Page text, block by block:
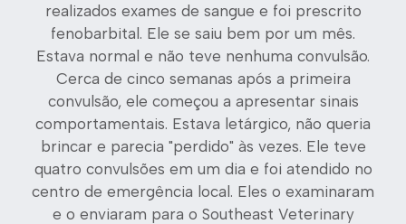
realizados exames de sangue e foi prescrito
fenobarbital. Ele se saiu bem por um mês.
Estava normal e não teve nenhuma convulsão.
Cerca de cinco semanas após a primeira
convulsão, ele começou a apresentar sinais
comportamentais. Estava letárgico, não queria
brincar e parecia "perdido" às vezes. Ele teve
quatro convulsões em um dia e foi atendido no
centro de emergência local. Eles o examinaram
e o enviaram para o Southeast Veterinary